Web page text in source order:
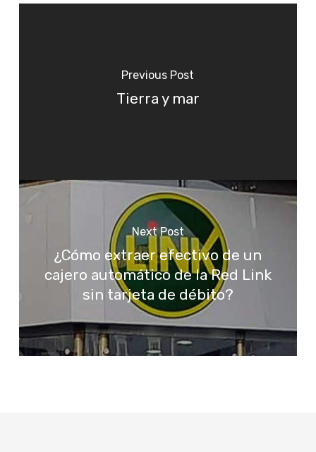
Previous Post
Tierra y mar
Next Post
¿Cómo extraer efectivo de un
cajero automático de la Red Link
sin tarjeta de débito?